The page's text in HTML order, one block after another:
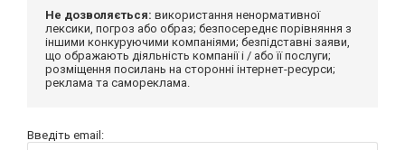
Не дозволяється: використання ненормативної
лексики, погроз або образ; безпосереднє порівняння з
іншими конкуруючими компаніями; безпідставні заяви,
що ображають діяльність компанії і / або її послуги;
розміщення посилань на сторонні інтернет-ресурси;
реклама та самореклама.
Введіть email: